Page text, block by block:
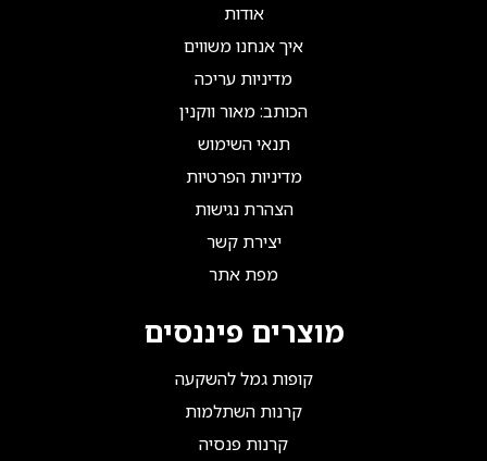
אודות
איך אנחנו משווים
מדיניות עריכה
הכותב: מאור ווקנין
תנאי השימוש
מדיניות הפרטיות
הצהרת נגישות
יצירת קשר
מפת אתר
מוצרים פיננסים
קופות גמל להשקעה
קרנות השתלמות
קרנות פנסיה